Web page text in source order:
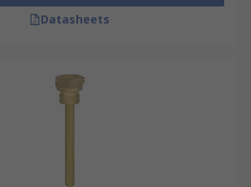
Datasheets